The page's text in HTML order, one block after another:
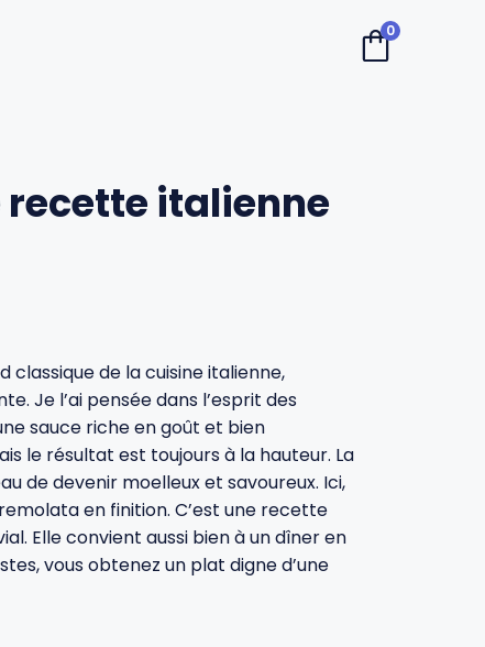
0
recette italienne
de la cuisine italienne,
Je l’ai pensée dans l’esprit des
sauce riche en goût et bien
le résultat est toujours à la hauteur. La
de devenir moelleux et savoureux. Ici,
en finition. C’est une recette
Elle convient aussi bien à un dîner en
vous obtenez un plat digne d’une